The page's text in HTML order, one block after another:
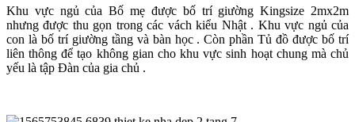
Khu vực ngủ của Bố mẹ được bố trí giường Kingsize 2mx2m
nhưng được thu gọn trong các vách kiểu Nhật . Khu vực ngủ của
con là bố trí giường tầng và bàn học . Còn phần Tủ đồ được bố trí
liên thông để tạo không gian cho khu vực sinh hoạt chung mà chủ
yếu là tập Đàn của gia chủ .